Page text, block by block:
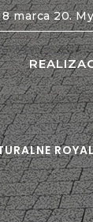
8 marca 20.